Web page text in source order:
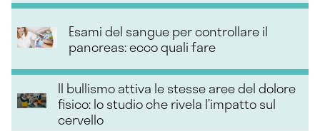
Esami del sangue per controllare il
pancreas: ecco quali fare
Il bullismo attiva le stesse aree del dolore
fisico: lo studio che rivela l’impatto sul
cervello